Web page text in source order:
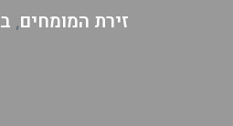
זירת המומחים,